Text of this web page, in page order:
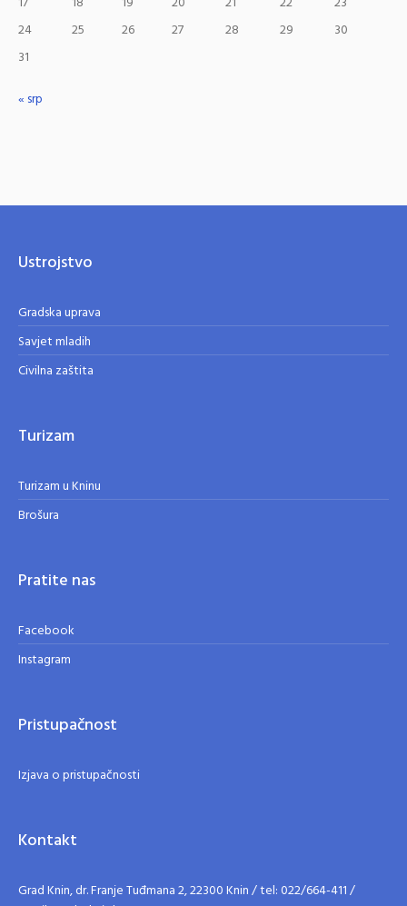
24
25 26 27 28 29
30
31
« srp
Ustrojstvo
Gradska uprava
Savjet mladih
Civilna zaštita
Turizam
Turizam u Kninu
Brošura
Pratite nas
Facebook
Instagram
Pristupačnost
Izjava o pristupačnosti
Kontakt
Grad Knin, dr. Franje Tuđmana 2, 22300 Knin / tel: 022/664-411 /